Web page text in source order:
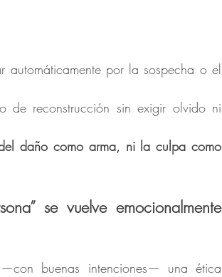
automáticamente por la sospecha o el
de reconstrucción sin exigir olvido ni
daño como arma, ni la culpa como
se vuelve emocionalmente